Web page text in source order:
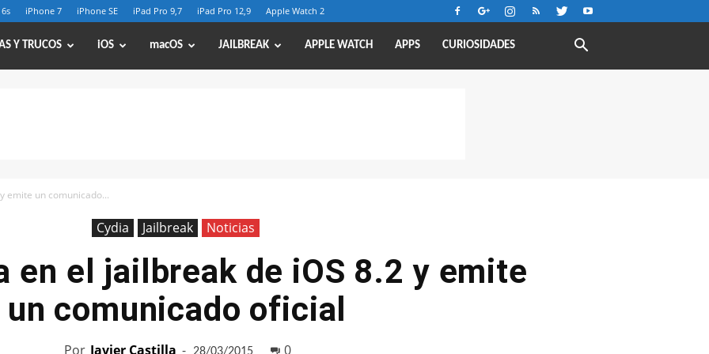
iPhone 7 iPhone SE iPad Pro 9,7 iPad Pro 12,9 Apple Watch 2
Y TRUCOS iOS macOS JAILBREAK APPLE WATCH APPS CURIOSIDADES
emite un comunicado...
Cydia Jailbreak Noticias
en el jailbreak de iOS 8.2 y emite
un comunicado oficial
Por Javier Castilla - 0